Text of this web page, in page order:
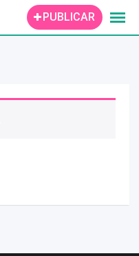
PUBLICAR